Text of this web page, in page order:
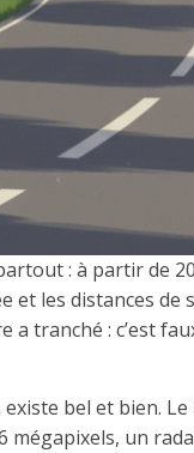
: à partir de
et les distances
a tranché : c’est
bel et bien.
mégapixels, un